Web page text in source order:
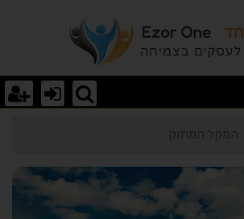
העסק המקל
המקל המתוק